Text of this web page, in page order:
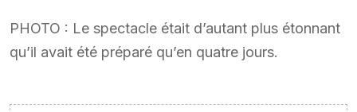
PHOTO : Le spectacle était d’autant plus étonnant
qu’il avait été préparé qu’en quatre jours.